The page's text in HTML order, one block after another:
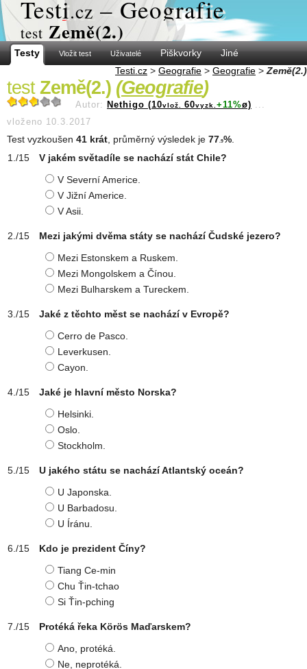
Testi.cz – Geografie
test Země(2.)
Testy Vložit test Uživatelé Piškvorky
Jiné
Testi.cz > Geografie > Geografie > Země(2.)
test Země(2.) (Geografie)
Autor: Nethigo (10vlož. 60vyzk. +11%ø) ...
vloženo 10.3.2017
Test vyzkoušen 41 krát , průměrný výsledek je 77 .9%
V jakém světadíle se nachází stát Chile?
V Severní Americe.
V Jižní Americe.
V Asii.
Mezi jakými dvěma státy se nachází Čudské jezero?
Mezi Estonskem a Ruskem.
Mezi Mongolskem a Čínou.
Mezi Bulharskem a Tureckem.
Jaké z těchto měst se nachází v Evropě?
Cerro de Pasco.
Leverkusen.
Cayon.
Jaké je hlavní město Norska?
Helsinki.
Oslo.
Stockholm.
U jakého státu se nachází Atlantský oceán?
U Japonska.
U Barbadosu.
U Íránu.
Kdo je prezident Číny?
Tiang Ce-min
Chu Ťin-tchao
Si Ťin-pching
Protéká řeka Körös Maďarskem?
Ano, protéká.
Ne, neprotéká.